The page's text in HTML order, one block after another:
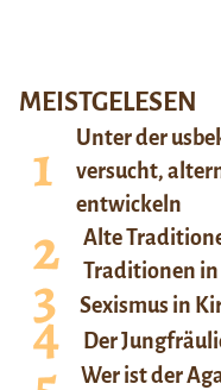
MEISTGELESEN
Unter der
versucht,
entwickeln
Alte
Traditionen
Sexismus in
Der
Wer ist der